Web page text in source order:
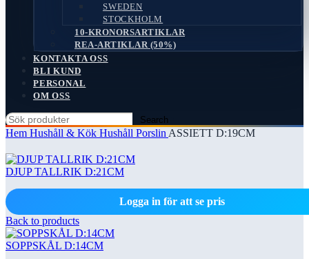
SWEDEN
STOCKHOLM
10-KRONORSARTIKLAR
REA-ARTIKLAR (50%)
KONTAKTA OSS
BLI KUND
PERSONAL
OM OSS
Search
Hem Hushåll & Kök Hushåll Porslin ASSIETT D:19CM
DJUP TALLRIK D:21CM
Logga in för att se pris
Back to products
SOPPSKÅL D:14CM